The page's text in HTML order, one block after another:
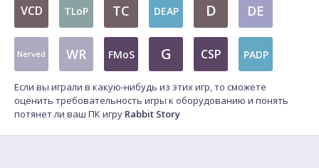
VCD TLoP TC DEAP D DE
Nerved WR FMoS G CSP PADP
Если вы играли в какую-нибудь из этих игр, то сможете
оценить требовательность игры к оборудованию и понять
потянет ли ваш ПК игру Rabbit Story